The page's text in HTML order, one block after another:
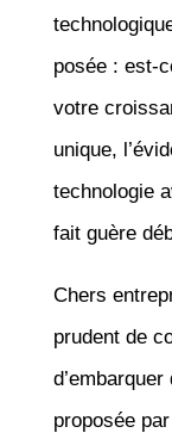
posée : est-
votre
unique,
technologie
fait guère
Chers
prudent de
proposée